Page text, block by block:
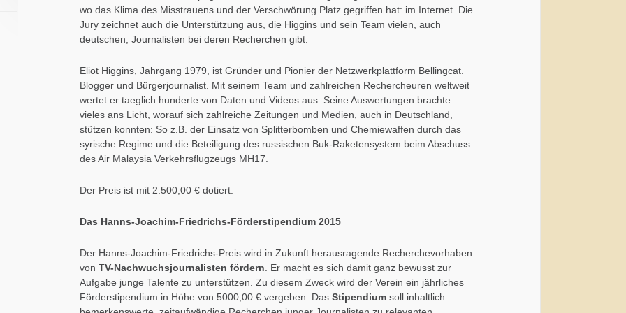
wo das Klima des Misstrauens und der Verschwörung Platz gegriffen hat: im Internet. Die
Jury zeichnet auch die Unterstützung aus, die Higgins und sein Team vielen, auch
deutschen, Journalisten bei deren Recherchen gibt.
Eliot Higgins, Jahrgang 1979, ist Gründer und Pionier der Netzwerkplattform Bellingcat.
Blogger und Bürgerjournalist. Mit seinem Team und zahlreichen Rechercheuren weltweit
wertet er taeglich hunderte von Daten und Videos aus. Seine Auswertungen brachte
vieles ans Licht, worauf sich zahlreiche Zeitungen und Medien, auch in Deutschland,
stützen konnten: So z.B. der Einsatz von Splitterbomben und Chemiewaffen durch das
syrische Regime und die Beteiligung des russischen Buk-Raketensystem beim Abschuss
des Air Malaysia Verkehrsflugzeugs MH17.
Der Preis ist mit 2.500,00 € dotiert.
Das Hanns-Joachim-Friedrichs-Förderstipendium 2015
Der Hanns-Joachim-Friedrichs-Preis wird in Zukunft herausragende Recherchevorhaben
vonTV-Nachwuchsjournalisten fördern . Er macht es sich damit ganz bewusst zur
Aufgabe junge Talente zu unterstützen. Zu diesem Zweck wird der Verein ein jährliches
Förderstipendium in Höhe von 5000,00 € vergeben. DasStipendiumsoll inhaltlich